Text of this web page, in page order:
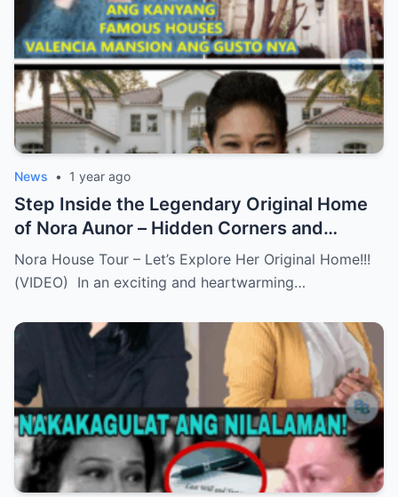
News • 1 year ago
Step Inside the Legendary Original Home
of Nora Aunor – Hidden Corners and
Untold Memories Finally Revealed!
(VIDEO)
Nora House Tour – Let’s Explore Her Original Home!!!
(VIDEO) In an exciting and heartwarming…